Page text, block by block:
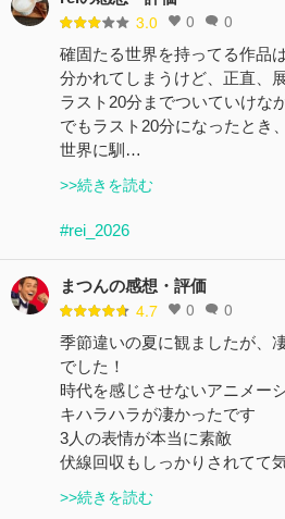
3.0 0 0
確固たる世界を持ってる作品
分かれてしまうけど、正直、
ラスト20分までついていけな
でもラスト20分になったとき
世界に馴…
>>続きを読む
#rei_2026
まつんの感想・評価
4.7 0 0
季節違いの夏に観ましたが、
でした！
時代を感じさせないアニメー
キハラハラが凄かったです
3人の表情が本当に素敵
伏線回収もしっかりされてて
>>続きを読む